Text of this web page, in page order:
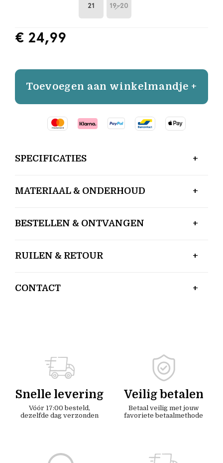
21 19-20
€ 24,99
Toevoegen aan winkelmandje +
SPECIFICATIES
MATERIAAL & ONDERHOUD
BESTELLEN & ONTVANGEN
RUILEN & RETOUR
CONTACT
Snelle levering
Vóór 17:00 besteld,
dezelfde dag verzonden
Veilig betalen
Betaal veilig met jouw
favoriete betaalmethode